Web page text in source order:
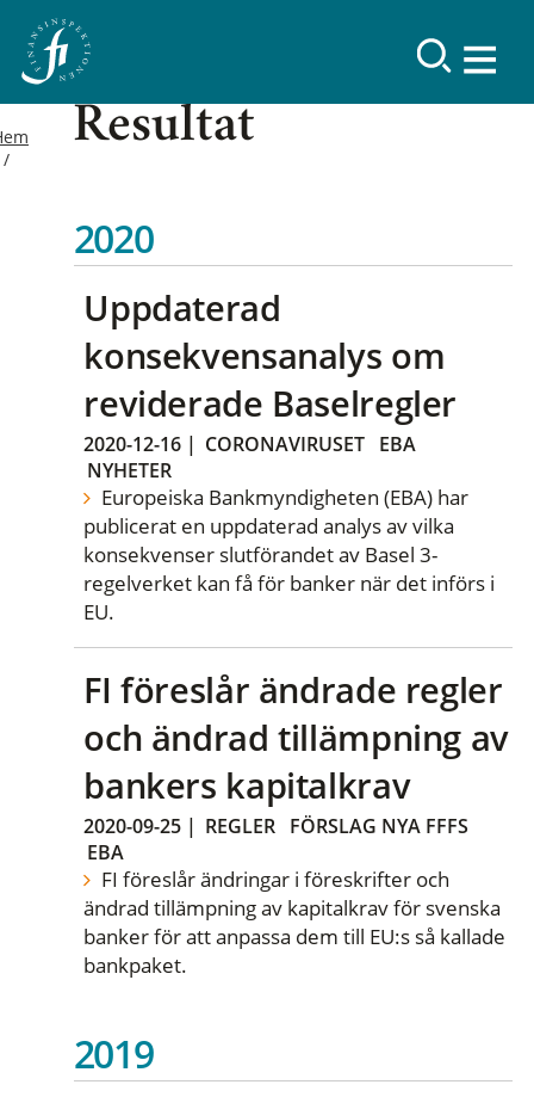
Resultat
2020
Uppdaterad
konsekvensanalys om
reviderade Baselregler
2020-12-16 | CORONAVIRUSET EBA
NYHETER
Europeiska Bankmyndigheten (EBA) har
publicerat en uppdaterad analys av vilka
konsekvenser slutförandet av Basel 3-
regelverket kan få för banker när det införs i
EU.
FI föreslår ändrade regler
och ändrad tillämpning av
bankers kapitalkrav
2020-09-25 | REGLER FÖRSLAG NYA FFFS
EBA
FI föreslår ändringar i föreskrifter och
ändrad tillämpning av kapitalkrav för svenska
banker för att anpassa dem till EU:s så kallade
bankpaket.
2019